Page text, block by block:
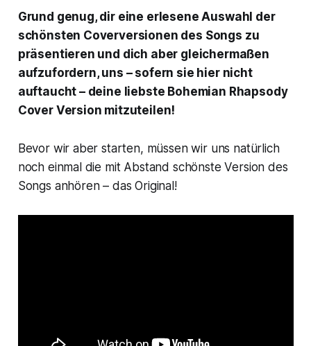
Grund genug, dir eine erlesene Auswahl der
schönsten Coverversionen des Songs zu
präsentieren und dich aber gleichermaßen
aufzufordern, uns – sofern sie hier nicht
auftaucht – deine liebste Bohemian Rhapsody
Cover Version mitzuteilen!
Bevor wir aber starten, müssen wir uns natürlich
noch einmal die mit Abstand schönste Version des
Songs anhören – das Original!